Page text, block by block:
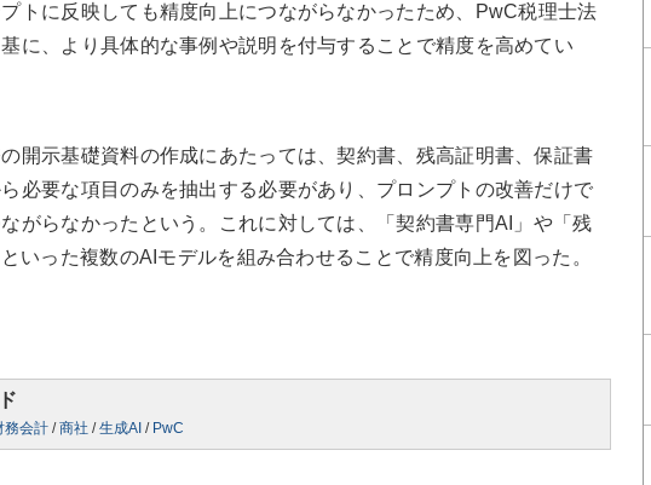
トに反映しても精度向上につながらなかったため、PwC税理士法
に、より具体的な事例や説明を付与することで精度を高めてい
開示基礎資料の作成にあたっては、契約書、残高証明書、保証書
必要な項目のみを抽出する必要があり、プロンプトの改善だけで
がらなかったという。これに対しては、「契約書専門AI」や「残
いった複数のAIモデルを組み合わせることで精度向上を図った。
務会計 /商社 /生成AI / PwC